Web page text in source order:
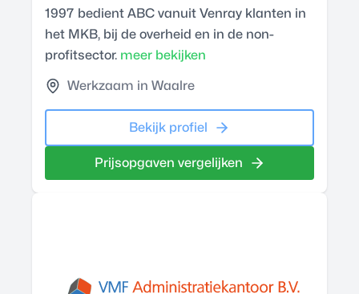
1997 bedient ABC vanuit Venray klanten in
het MKB, bij de overheid en in de non-
profitsector. meer bekijken
Werkzaam in Waalre
Bekijk profiel
Prijsopgaven vergelijken